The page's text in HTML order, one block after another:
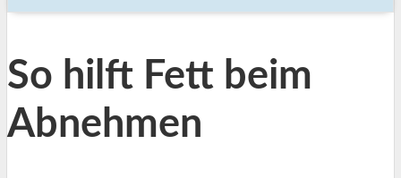
So hilft Fett beim
Abnehmen